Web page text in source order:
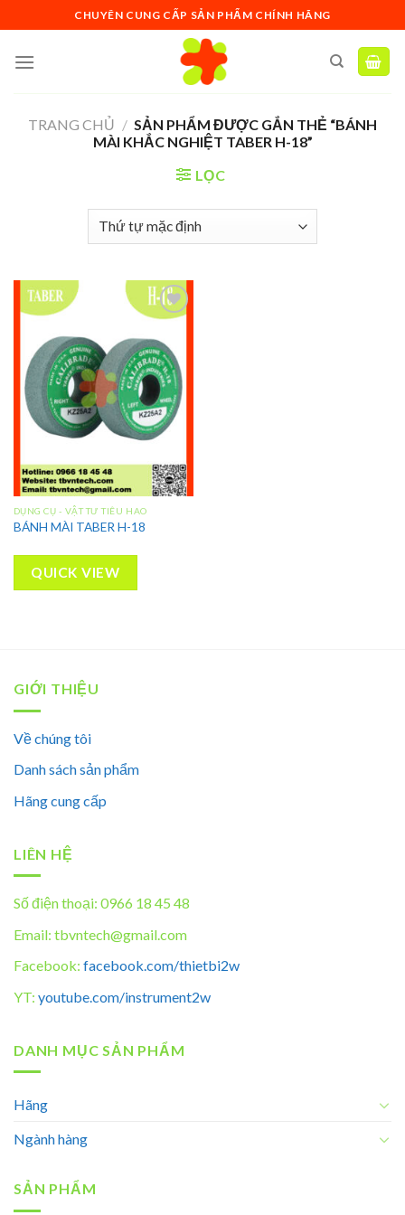
to
content
CHUYÊN CUNG CẤP SẢN PHẨM CHÍNH HÃNG
TRANG CHỦ / SẢN PHẨM ĐƯỢC GẮN THẺ “BÁNH
MÀI KHẮC NGHIỆT TABER H-18”
LỌC
Add to
wishlist
DỤNG CỤ - VẬT TƯ TIÊU HAO
BÁNH MÀI TABER H-18
QUICK VIEW
GIỚI THIỆU
Về chúng tôi
Danh sách sản phẩm
Hãng cung cấp
LIÊN HỆ
Số điện thoại: 0966 18 45 48
Email: tbvntech@gmail.com
Facebook: facebook.com/thietbi2w
YT: youtube.com/instrument2w
DANH MỤC SẢN PHẨM
Hãng
Ngành hàng
SẢN PHẨM